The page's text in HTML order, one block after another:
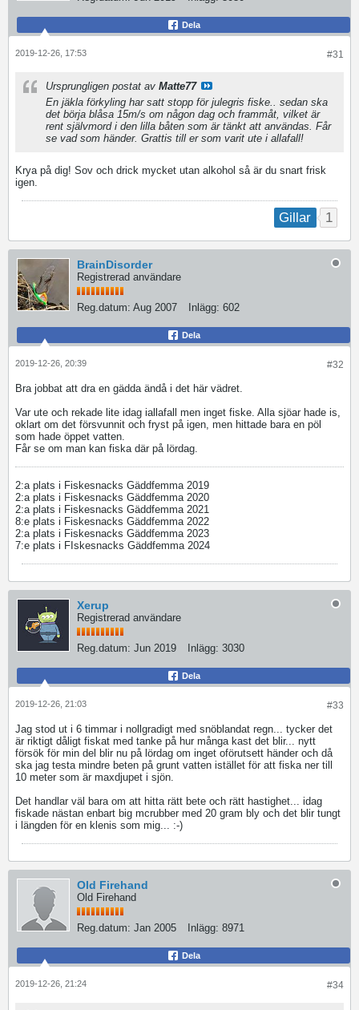
Dela
#31
2019-12-26, 17:53
Ursprungligen postat av Matte77
En jäkla förkyling har satt stopp för julegris fiske.. sedan ska
det börja blåsa 15m/s om någon dag och frammåt, vilket är
rent självmord i den lilla båten som är tänkt att användas. Får
se vad som händer. Grattis till er som varit ute i allafall!
Krya på dig! Sov och drick mycket utan alkohol så är du snart frisk
igen.
Gillar 1
BrainDisorder
Registrerad användare
Reg.datum: Aug 2007 Inlägg: 602
Dela
#32
2019-12-26, 20:39
Bra jobbat att dra en gädda ändå i det här vädret.
Var ute och rekade lite idag iallafall men inget fiske. Alla sjöar hade is,
oklart om det försvunnit och fryst på igen, men hittade bara en pöl
som hade öppet vatten.
Får se om man kan fiska där på lördag.
2:a plats i Fiskesnacks Gäddfemma 2019
2:a plats i Fiskesnacks Gäddfemma 2020
2:a plats i Fiskesnacks Gäddfemma 2021
8:e plats i Fiskesnacks Gäddfemma 2022
2:a plats i Fiskesnacks Gäddfemma 2023
7:e plats i FIskesnacks Gäddfemma 2024
Xerup
Registrerad användare
Reg.datum: Jun 2019 Inlägg: 3030
Dela
#33
2019-12-26, 21:03
Jag stod ut i 6 timmar i nollgradigt med snöblandat regn... tycker det
är riktigt dåligt fiskat med tanke på hur många kast det blir... nytt
försök för min del blir nu på lördag om inget oförutsett händer och då
ska jag testa mindre beten på grunt vatten istället för att fiska ner till
10 meter som är maxdjupet i sjön.
Det handlar väl bara om att hitta rätt bete och rätt hastighet... idag
fiskade nästan enbart big mcrubber med 20 gram bly och det blir tungt
i längden för en klenis som mig... :-)
Old Firehand
Old Firehand
Reg.datum: Jan 2005 Inlägg: 8971
Dela
#34
2019-12-26, 21:24